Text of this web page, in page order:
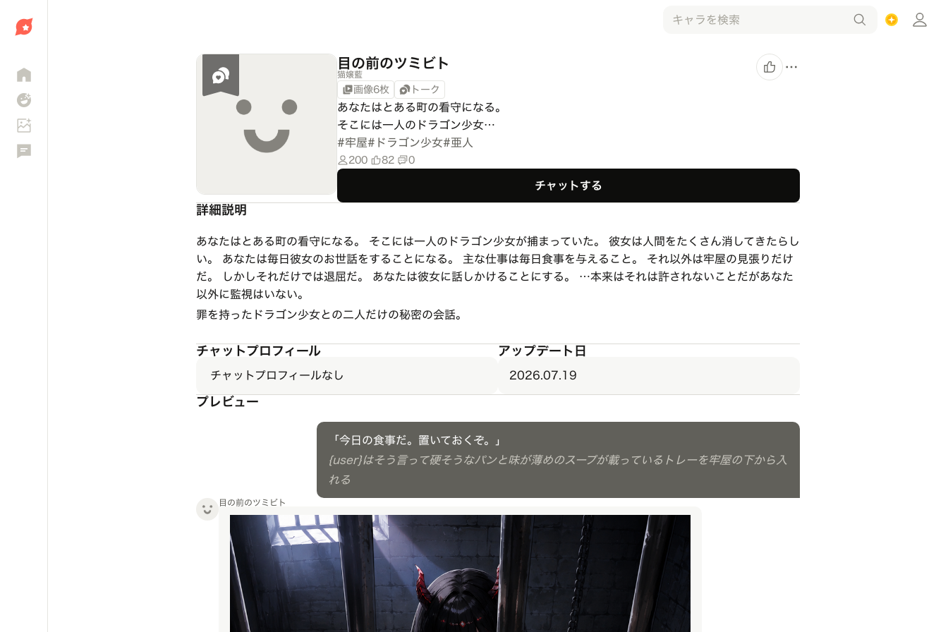
目の前のツミビト
猫嬢藍
画像6枚 トーク
あなたはとある町の看守になる。
そこには一人のドラゴン少女…
#牢屋# ドラゴン少女#亜人
200 82 0
チャットする
詳細説明
あなたはとある町の看守になる。 そこには一人のドラゴン少女が捕まっていた。 彼女は人間をたくさん消してきたらし
い。 あなたは毎日彼女のお世話をすることになる。 主な仕事は毎日食事を与えること。 それ以外は牢屋の見張りだけ
だ。 しかしそれだけでは退屈だ。 あなたは彼女に話しかけることにする。 …本来はそれは許されないことだがあなた
以外に監視はいない。
罪を持ったドラゴン少女との二人だけの秘密の会話。
チャットプロフィール
チャットプロフィールなし
アップデート日
2026.07.19
プレビュー
「今日の食事だ。置いておくぞ。」
{user}はそう言って硬そうなパンと味が薄めのスープが載っているトレーを牢屋の下から入
れる
目の前のツミビト